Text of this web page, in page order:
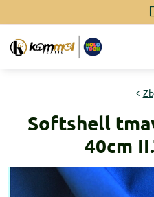
Softshell
40cm